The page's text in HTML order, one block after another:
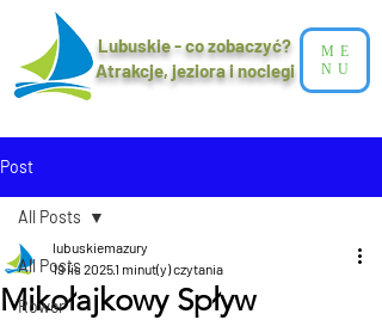
Lubuskie - co zobaczyć?
Atrakcje, jeziora i noclegi​
ME
NU
Post
All Posts
Rower
All Posts
Mikołajkowy Spływ
lubuskiemazury
19 lis 20251 minut(y) czytania